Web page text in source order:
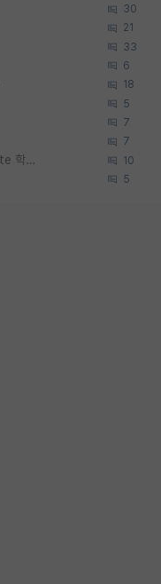
30
21
33
6
18
5
7
7
우리나라도 학구 열풍보면 Higher Doctorate 학위가 필요하다고 봅니다. 10
5